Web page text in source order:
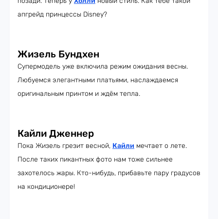
апгрейд принцессы Disney?
Жизель Бундхен
Супермодель уже включила режим ожидания весны.
Любуемся элегантными платьями, наслаждаемся
оригинальным принтом и ждём тепла.
Кайли Дженнер
Пока Жизель грезит весной, Кайли мечтает о лете.
После таких пикантных фото нам тоже сильнее
захотелось жары. Кто-нибудь, прибавьте пару градусов
на кондиционере!